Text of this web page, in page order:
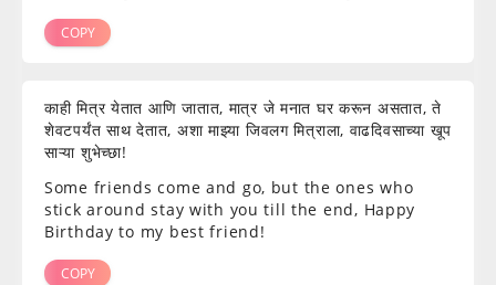
COPY
काही मित्र येतात आणि जातात, मात्र जे मनात घर करून असतात, ते
शेवटपर्यंत साथ देतात, अशा माझ्या जिवलग मित्राला, वाढदिवसाच्या खूप
साऱ्या शुभेच्छा!
Some friends come and go, but the ones who
stick around stay with you till the end, Happy
Birthday to my best friend!
COPY